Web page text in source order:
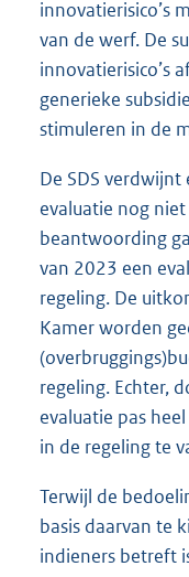
innovatierisico’s
van de werf. De
innovatierisico’s
generieke
stimuleren in de
De SDS
evaluatie nog
beantwoording
van 2023 een
regeling. De
Kamer worden
regeling. Echter,
evaluatie pas
in de regeling te
Terwijl de
basis daarvan te
indieners betreft